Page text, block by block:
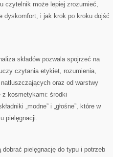
czytelnik może lepiej zrozumieć,
dyskomfort, i jak krok po kroku dojść
składów pozwala spojrzeć na
czytania etykiet, rozumienia,
oraz od warstwy
z kosmetykami: środki
„modne” i „głośne”, które w
pielęgnacji.
pielęgnację do typu i potrzeb